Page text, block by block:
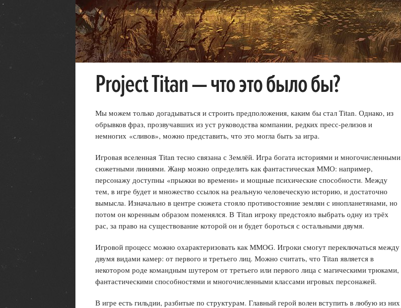
Project Titan — что это было бы?
Мы можем только догадываться и строить предположения, каким бы стал Titan. Однако, из
обрывков фраз, прозвучавших из уст руководства компании, редких пресс-релизов и
немногих «сливов», можно представить, что это могла быть за игра.
Игровая вселенная Titan тесно связана с Землёй. Игра богата историями и многочисленными
сюжетными линиями. Жанр можно определить как фантастическая ММО: например,
персонажу доступны «прыжки во времени» и мощные психические способности. Между
тем, в игре будет и множество ссылок на реальную человеческую историю, и достаточно
вымысла. Изначально в центре сюжета стояло противостояние землян с инопланетянами, но
потом он коренным образом поменялся. В Titan игроку предстояло выбрать одну из трёх
рас, за право на существование которой он и будет бороться с остальными двумя.
Игровой процесс можно охарактеризовать как ММОG. Игроки смогут переключаться между
двумя видами камер: от первого и третьего лиц. Можно считать, что Titan является в
некотором роде командным шутером от третьего или первого лица с магическими трюками,
фантастическими способностями и многочисленными классами игровых персонажей.
В игре есть гильдии, разбитые по структурам. Главный герой волен вступить в любую из них